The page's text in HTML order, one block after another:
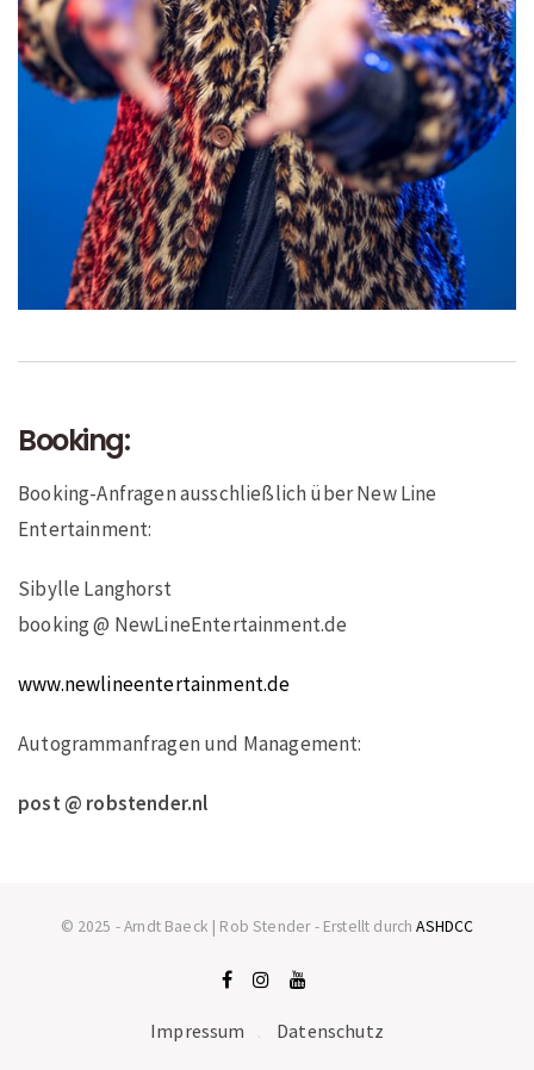
Booking:
Booking-Anfragen ausschließlich über New Line
Entertainment:
Sibylle Langhorst
booking @ NewLineEntertainment.de
www.newlineentertainment.de
Autogrammanfragen und Management:
post @ robstender.nl
© 2025 - Arndt Baeck | Rob Stender - Erstellt durchASHDCC
Impressum Datenschutz